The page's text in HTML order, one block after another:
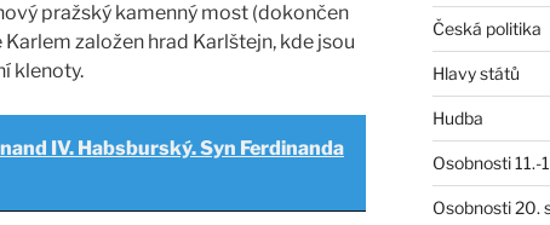
pražský kamenný most (dokončen
Karlem založen hrad Karlštejn, kde jsou
klenoty.
IV. Habsburský. Syn Ferdinanda
Česká politika
Hlavy států
Hudba
Osobnosti 11.-
Osobnosti 20.